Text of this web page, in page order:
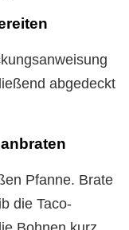
abgedeckt
Pfanne. Brate
die Taco-